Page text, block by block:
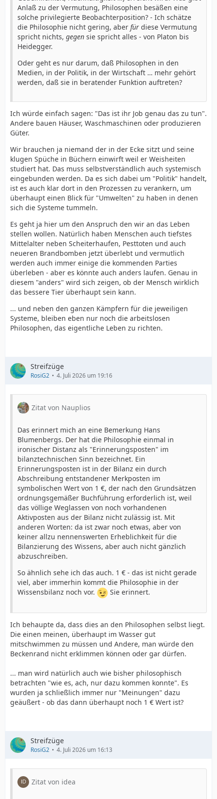
Anlaß zu der Vermutung, Philosophen besäßen eine
solche privilegierte Beobachterposition? - Ich schätze
die Philosophie nicht gering, aber für diese Vermutung
spricht nichts, gegen sie spricht alles - von Platon bis
Heidegger.
Oder geht es nur darum, daß Philosophen in den
Medien, in der Politik, in der Wirtschaft … mehr gehört
werden, daß sie in beratender Funktion auftreten?
Ich würde einfach sagen: "Das ist ihr Job genau das zu tun".
Andere bauen Häuser, Waschmaschinen oder produzieren
Güter.
Wir brauchen ja niemand der in der Ecke sitzt und seine
klugen Spüche in Büchern einwirft weil er Weisheiten
studiert hat. Das muss selbstverständlich auch systemisch
eingebunden werden. Da es sich dabei um "Politik" handelt,
ist es auch klar dort in den Prozessen zu verankern, um
überhaupt einen Blick für "Umwelten" zu haben in denen
sich die Systeme tummeln.
Es geht ja hier um den Anspruch den wir an das Leben
stellen wollen. Natürlich haben Menschen auch tiefstes
Mittelalter neben Scheiterhaufen, Pesttoten und auch
neueren Brandbomben jetzt überlebt und vermutlich
werden auch immer einige die kommenden Parties
überleben - aber es könnte auch anders laufen. Genau in
diesem "anders" wird sich zeigen, ob der Mensch wirklich
das bessere Tier überhaupt sein kann.
... und neben den ganzen Kämpfern für die jeweiligen
Systeme, bleiben eben nur noch die arbeitslosen
Philosophen, das eigentliche Leben zu richten.
Streifzüge
RosiG2 4. Juli 2026 um 19:16
Zitat von Nauplios
Das erinnert mich an eine Bemerkung Hans
Blumenbergs. Der hat die Philosophie einmal in
ironischer Distanz als "Erinnerungsposten" im
bilanztechnischen Sinn bezeichnet. Ein
Erinnerungsposten ist in der Bilanz ein durch
Abschreibung entstandener Merkposten im
symbolischen Wert von 1 €, der nach den Grundsätzen
ordnungsgemäßer Buchführung erforderlich ist, weil
das völlige Weglassen von noch vorhandenen
Aktivposten aus der Bilanz nicht zulässig ist. Mit
anderen Worten: da ist zwar noch etwas, aber von
keiner allzu nennenswerten Erheblichkeit für die
Bilanzierung des Wissens, aber auch nicht gänzlich
abzuschreiben.
So ähnlich sehe ich das auch. 1 € - das ist nicht gerade
viel, aber immerhin kommt die Philosophie in der
Wissensbilanz noch vor.
Sie erinnert.
Ich behaupte da, dass dies an den Philosophen selbst liegt.
Die einen meinen, überhaupt im Wasser gut
mitschwimmen zu müssen und Andere, man würde den
Beckenrand nicht erklimmen können oder gar dürfen.
... man wird natürlich auch wie bisher philosophisch
betrachten "wie es, ach, nur dazu kommen konnte". Es
wurden ja schließlich immer nur "Meinungen" dazu
geäußert - ob das dann überhaupt noch 1 € Wert ist?
Streifzüge
RosiG2 4. Juli 2026 um 16:13
Zitat von idea